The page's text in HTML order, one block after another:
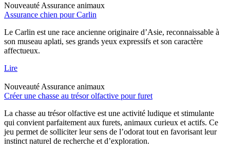
Nouveauté Assurance animaux
Assurance chien pour Carlin
Le Carlin est une race ancienne originaire d’Asie, reconnaissable à
son museau aplati, ses grands yeux expressifs et son caractère
affectueux.
Lire
Nouveauté Assurance animaux
Créer une chasse au trésor olfactive pour furet
La chasse au trésor olfactive est une activité ludique et stimulante
qui convient parfaitement aux furets, animaux curieux et actifs. Ce
jeu permet de solliciter leur sens de l’odorat tout en favorisant leur
instinct naturel de recherche et d’exploration.